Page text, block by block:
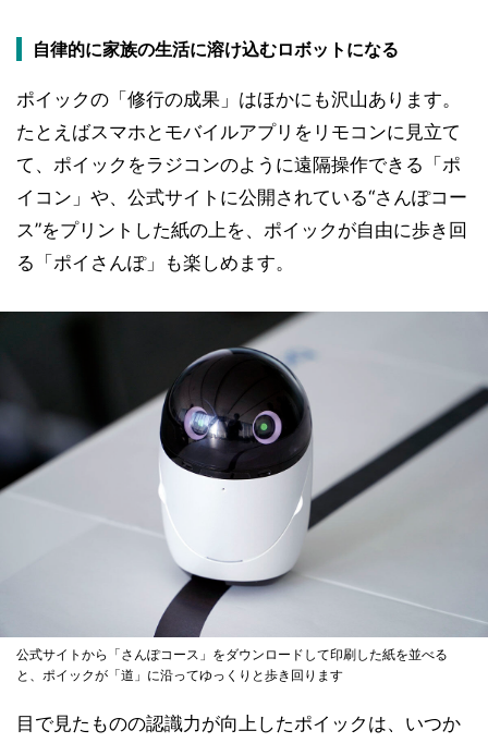
自律的に家族の生活に溶け込むロボットになる
ポイックの「修行の成果」はほかにも沢山あります。
たとえばスマホとモバイルアプリをリモコンに見立て
て、ポイックをラジコンのように遠隔操作できる「ポ
イコン」や、公式サイトに公開されている“さんぽコー
ス”をプリントした紙の上を、ポイックが自由に歩き回
る「ポイさんぽ」も楽しめます。
公式サイトから「さんぽコース」をダウンロードして印刷した紙を並べる
と、ポイックが「道」に沿ってゆっくりと歩き回ります
目で見たものの認識力が向上したポイックは、いつか